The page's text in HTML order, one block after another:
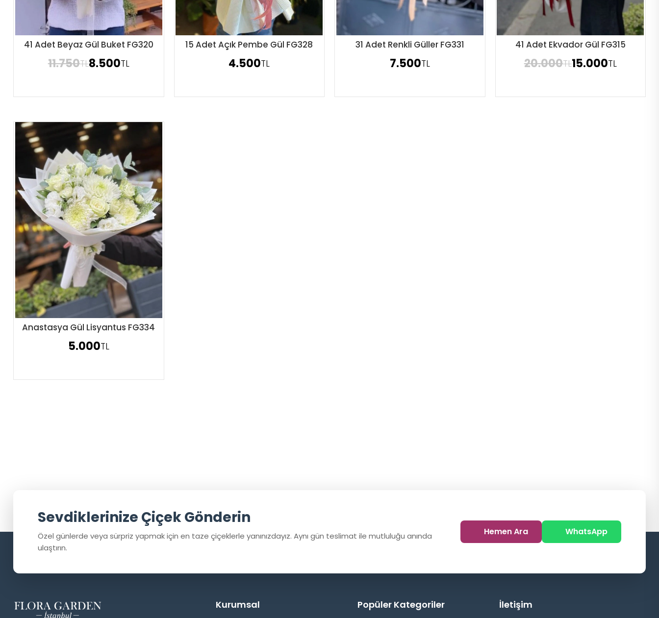
Sipariş Ver
41 Adet Beyaz Gül Buket FG320
11.750TL8.500TL
Sipariş Ver
15 Adet Açık Pembe Gül FG328
4.500TL
Sipariş Ver
31 Adet Renkli Güller FG331
7.500TL
Sipariş Ver
41 Adet Ekvador Gül FG315
20.000TL15.000TL
Sipariş Ver
Anastasya Gül Lisyantus FG334
5.000TL
Sevdiklerinize Çiçek Gönderin
Özel günlerde veya sürpriz yapmak için en taze çiçeklerle yanınızdayız. Aynı gün teslimat ile mutluluğu anında
ulaştırın.
Hemen Ara WhatsApp
Kurumsal Popüler Kategoriler İletişim